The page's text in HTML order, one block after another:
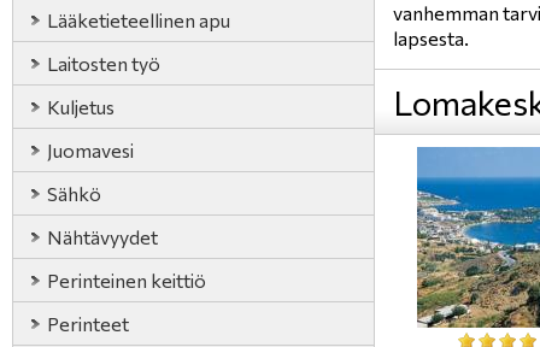
Lääketieteellinen apu
Laitosten työ
Kuljetus
Juomavesi
Sähkö
Nähtävyydet
Perinteinen keittiö
Perinteet
vanhemman
lapsesta.